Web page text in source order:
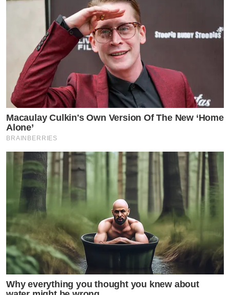
Macaulay Culkin's Own Version Of The New ‘Home
Alone’
BRAINBERRIES
Why everything you thought you knew about